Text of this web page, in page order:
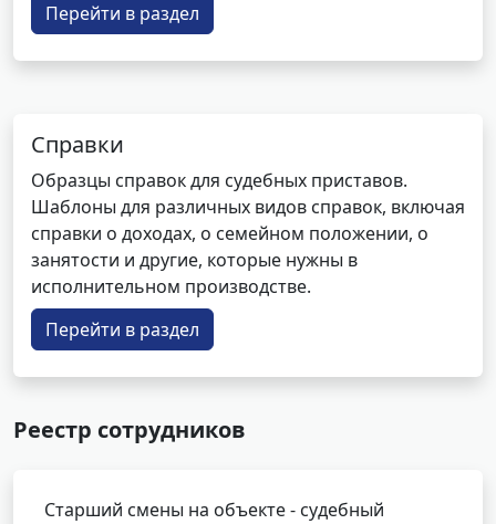
Перейти в раздел
Справки
Образцы справок для судебных приставов.
Шаблоны для различных видов справок, включая
справки о доходах, о семейном положении, о
занятости и другие, которые нужны в
исполнительном производстве.
Перейти в раздел
Реестр сотрудников
Старший смены на объекте - судебный